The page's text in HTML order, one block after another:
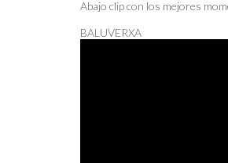
Abajo clip con los mejores
BALUVERXA